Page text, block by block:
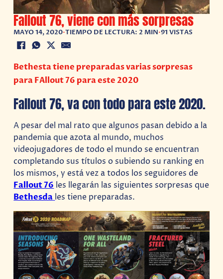
Fallout 76, viene con más sorpresas
MAYO 14, 2020•TIEMPO DE LECTURA: 2 MIN•91 VISTAS
Bethesta tiene preparadas varias sorpresas
para FAllout 76 para este 2020
Fallout 76, va con todo para este 2020.
A pesar del mal rato que algunos pasan debido a la
pandemia que azota al mundo, muchos
videojugadores de todo el mundo se encuentran
completando sus títulos o subiendo su ranking en
los mismos, y está vez a todos los seguidores de
Fallout 76 les llegarán las siguientes sorpresas que
Bethesda les tiene preparadas.